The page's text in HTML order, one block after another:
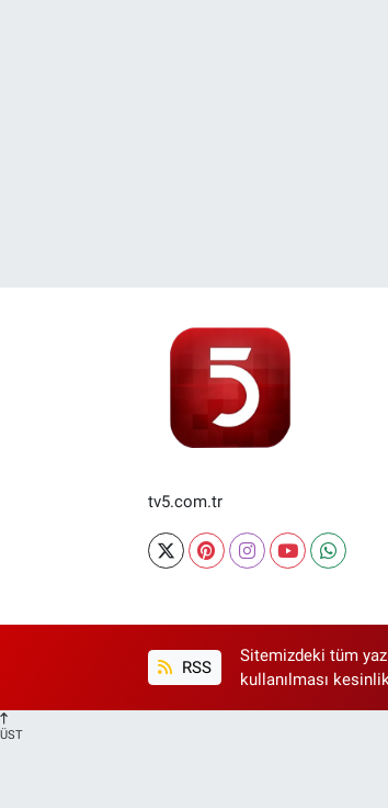
tv5.com.tr
RSS
Sitemizdeki tüm
kullanılması
ÜST